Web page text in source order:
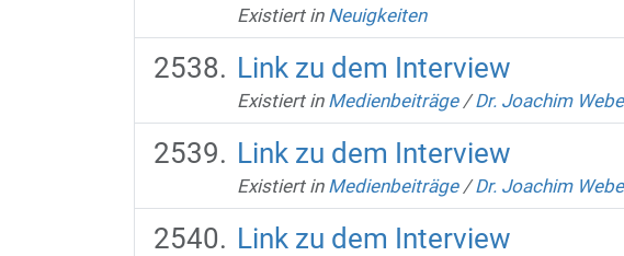
Existiert in Neuigkeiten
Link zu dem Interview
Existiert in Medienbeiträge /Dr. Joachim
Link zu dem Interview
Existiert in Medienbeiträge /Dr. Joachim
Link zu dem Interview